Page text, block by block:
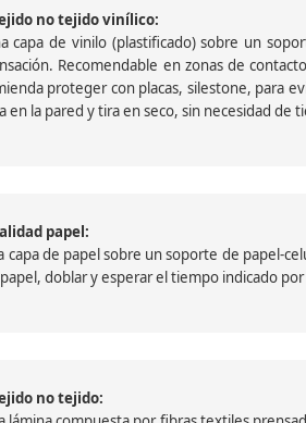
no tejido vinílico:
capa de vinilo (plastificado) sobre un
Recomendable en zonas de
proteger con placas, silestone, para
en la pared y tira en seco, sin necesidad
papel:
capa de papel sobre un soporte de papel-
doblar y esperar el tiempo indicado
no tejido: